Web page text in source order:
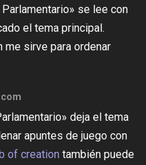
se lee con
el tema principal.
me sirve para ordenar
deja el tema
apuntes de juego con
of creationtambién puede